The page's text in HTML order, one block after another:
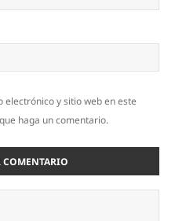
y sitio web en este
haga un comentario.